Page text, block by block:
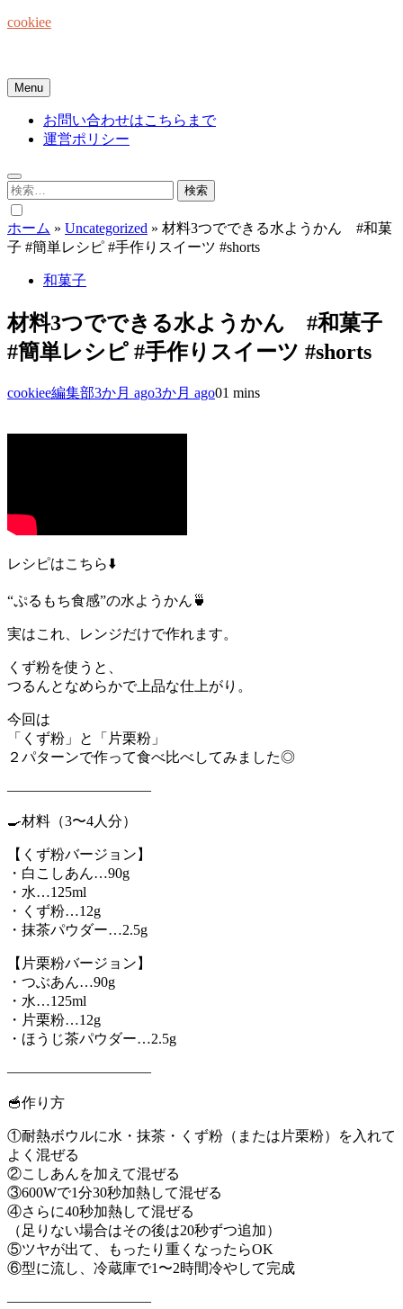
Skip
cookiee
Menu
お問い合わせはこちらまで
運営ポリシー
検
索:
ホーム » Uncategorized » 材料3つでできる水ようかん #和菓
子 #簡単レシピ #手作りスイーツ #shorts
和菓子
材料3つでできる水ようかん #和菓子
#簡単レシピ #手作りスイーツ #shorts
cookiee編集部3か月 ago3か月 ago01 mins
レシピはこちら⬇️
“ぷるもち食感”の水ようかん🍵
実はこれ、レンジだけで作れます。
くず粉を使うと、
つるんとなめらかで上品な仕上がり。
今回は
「くず粉」と「片栗粉」
２パターンで作って食べ比べしてみました◎
――――――――――
🍳材料（3〜4人分）
【くず粉バージョン】
・白こしあん…90g
・水…125ml
・くず粉…12g
・抹茶パウダー…2.5g
【片栗粉バージョン】
・つぶあん…90g
・水…125ml
・片栗粉…12g
・ほうじ茶パウダー…2.5g
――――――――――
🥣作り方
①耐熱ボウルに水・抹茶・くず粉（または片栗粉）を入れて
よく混ぜる
②こしあんを加えて混ぜる
③600Wで1分30秒加熱して混ぜる
④さらに40秒加熱して混ぜる
（足りない場合はその後は20秒ずつ追加）
⑤ツヤが出て、もったり重くなったらOK
⑥型に流し、冷蔵庫で1〜2時間冷やして完成
――――――――――